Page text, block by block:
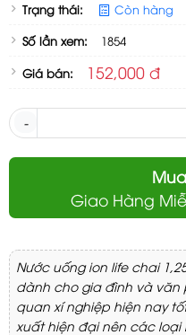
Trạng thái:
Còn hàng
Số lần xem:
1854
Giá bán:
152,000 đ
-
Giao Hàng
Nước uống ion life chai
dành cho gia đình và
quan xí nghiệp hiện nay
xuất hiện đại nên các loại